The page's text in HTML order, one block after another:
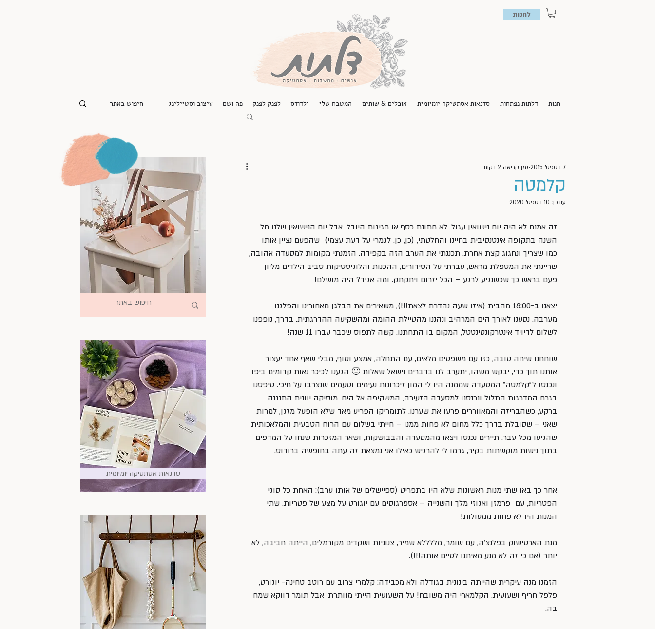
לחנות
חנות דלתות נפתחות סדנאות אסתטיקה יומיומית אוכלים & שותים המטבח שלי ילדודס לפנק לפנק פה ושם עיצוב וסטיילינג
קלמטה
7 בספט׳ 2015 זמן קריאה 2 דקות
עודכן: 10 בספט׳ 2020
זה אמנם לא היה יום נישואין עגול. לא חתונת כסף או חגיגות היובל. אבל יום הנישואין שלנו חל
השנה בתקופה אינטנסיבית בחיינו והחלטתי, (כן, כן. לגמרי על דעת עצמי)  שהפעם נציין אותו
כמו שצריך ונחגוג קצת אחרת. תכננתי את הערב הזה בקפידה. הזמנתי מקומות למסעדה אהובה,
שריינתי את המטפלת מראש, עברתי על הסידורים, ההכנות והלוגיסטיקות סביב הילדים מליון
פעם בראש כך שכשנגיע לרגע – הכל יזרום ויתקתק. ומה אגיד? היה מושלם!
יצאנו ב-18:00 מהבית (איזו שעה נהדרת לצאת!!!), משאירים את הבלגן מאחורינו והפלגנו
מערבה. נסענו לאורך הים המרהיב ונהננו מהטיילת ההומה ומהשקיעה ההדרגתית. בדרך, נופפנו
לשלום לדיויד אינטרקונטינטטל, המקום בו התחתנו. קשה לתפוס שכבר עברו 11 שנה!
שוחחנו שיחה טובה, כזו עם משפטים מלאים, עם התחלה, אמצע וסוף, מבלי שאף אחד יעצור
אותנו תוך כדי, יבקש משהו, יתערב לנו בדברים וישאל שאלות 🙂 הגענו לכיכר נאות קדומים ביפו
ונכנסו ל״קלמטה״ המסעדה שממנה היו לי המון זיכרונות נעימים וטעמים שנצרבו על חיכי. טיפסנו
בגרם המדרגות התלול ונכנסנו למסעדה הזעירה, המשקיפה אל הים. מוסיקה יוונית התנגנה
ברקע, כשהבריזה והמאווררים פרעו את שערנו. לתומריקו הפריע מאד שלא הופעל מזגן, למרות
שאני – שסובלת בדרך כלל מחום לא פחות ממנו – חייתי בשלום עם הרוח הטבעית והמלאכותית
שהגיעו מכל עבר. תיירים נכנסו ויצאו מהמסעדה והבבושקות, ושאר המזכרות שנחו על המדפים
בתוך נישות מוקשתות בקיר, גרמו לי להרגיש כאילו אני נמצאת זה עתה בחופשה ברודוס.
אחר כך באו שתי מנות ראשונות שלא היו בתפריט (ספיישלים של אותו ערב): האחת כל סוגי
הפטריות, עם  פרמזן ואגוזי מלך והשנייה – אספרגוסים עם יוגורט על מצע של פטריות. שתי
המנות היו לא פחות ממעולות!
מנת הארטישוק בפלנצ׳ה, עם שומר, מללללא שמיר, צנוניות ושקדים מקורמלים, הייתה חביבה, לא
יותר (אם כי זה לא מנע מאיתנו לסיים אותה!!!).
הזמנו מנה עיקרית שהייתה בינונית בגודלה ולא מכבידה: קלמרי צרוב עם רוטב טחינה- יוגורט,
פלפל חריף ושעועית. הקלמארי היה משובח! על השעועית הייתי מוותרת, אבל תומר דווקא שמח
בה.
סדנאות אסתטיקה יומיומית